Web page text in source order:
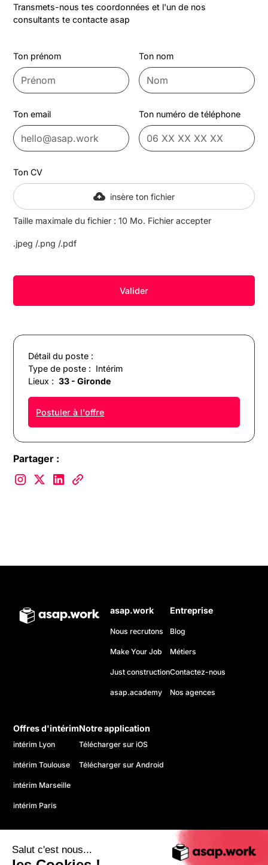
Salut c'est nous...
Détail du poste :
Type de poste : Intérim
Lieux : 33 - Gironde
Postuler à l'offre
Partager :
Transmets-nous tes coordonnées et l'un de nos
consultants te contacte asap
Ton prénom Ton nom
Ton email Ton numéro de téléphone
Ton CV
insère ton fichier
Taille maximale du fichier : 10 Mo. Fichier accepter
.jpeg /.png /.pdf
asap.work
Nous recrutons
Make Your Job
Just construction
asap.academy
Entreprise
Blog
Métiers
Contactez-nous
Nos agences
Offres d'intérim
intérim Lyon
intérim Toulouse
intérim Marseille
intérim Paris
Notre application
Télécharger sur iOS
Télécharger sur Android